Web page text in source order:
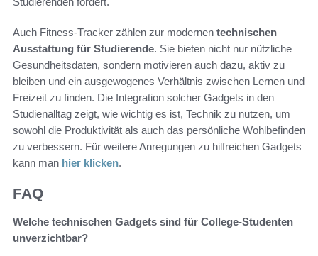
Auch Fitness-Tracker zählen zur modernen technischen
Ausstattung für Studierende. Sie bieten nicht nur nützliche
Gesundheitsdaten, sondern motivieren auch dazu, aktiv zu
bleiben und ein ausgewogenes Verhältnis zwischen Lernen und
Freizeit zu finden. Die Integration solcher Gadgets in den
Studienalltag zeigt, wie wichtig es ist, Technik zu nutzen, um
sowohl die Produktivität als auch das persönliche Wohlbefinden
zu verbessern. Für weitere Anregungen zu hilfreichen Gadgets
kann man hier klicken.
FAQ
Welche technischen Gadgets sind für College-Studenten
unverzichtbar?